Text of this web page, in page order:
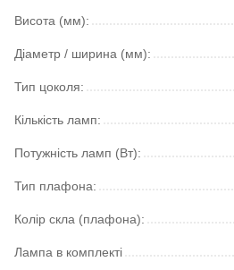
Висота (мм):
Діаметр / ширина (мм):
Тип цоколя:
Кількість ламп:
Потужність ламп (Вт):
Тип плафона:
Колір скла (плафона):
Лампа в комплекті